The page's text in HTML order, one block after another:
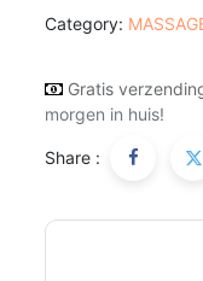
Category:
Gratis
morgen in huis!
Share :